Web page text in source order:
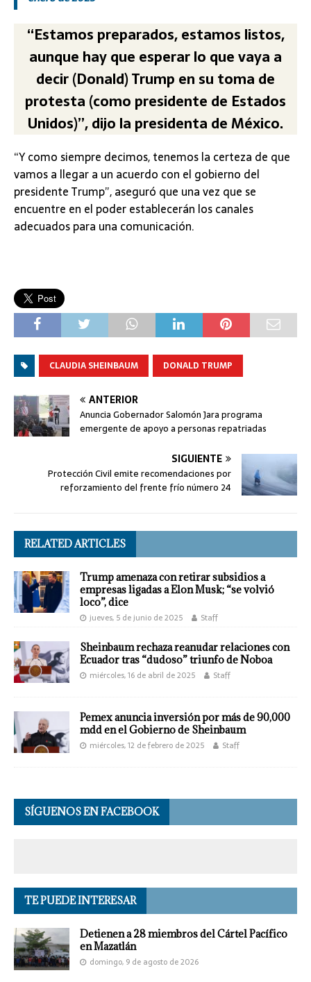
“Estamos preparados, estamos listos,
aunque hay que esperar lo que vaya a
decir (Donald) Trump en su toma de
protesta (como presidente de Estados
Unidos)”, dijo la presidenta de México.
“Y como siempre decimos, tenemos la certeza de que
vamos a llegar a un acuerdo con el gobierno del
presidente Trump”, aseguró que una vez que se
encuentre en el poder establecerán los canales
adecuados para una comunicación.
CLAUDIA SHEINBAUM DONALD TRUMP
ANTERIOR
Anuncia Gobernador Salomón Jara programa
emergente de apoyo a personas repatriadas
SIGUIENTE
Protección Civil emite recomendaciones por
reforzamiento del frente frío número 24
RELATED ARTICLES
Trump amenaza con retirar subsidios a
empresas ligadas a Elon Musk; “se volvió
loco”, dice
jueves, 5 de junio de 2025 Staff
Sheinbaum rechaza reanudar relaciones con
Ecuador tras “dudoso” triunfo de Noboa
miércoles, 16 de abril de 2025 Staff
Pemex anuncia inversión por más de 90,000
mdd en el Gobierno de Sheinbaum
miércoles, 12 de febrero de 2025 Staff
SÍGUENOS EN FACEBOOK
TE PUEDE INTERESAR
Detienen a 28 miembros del Cártel Pacífico
en Mazatlán
domingo, 9 de agosto de 2026